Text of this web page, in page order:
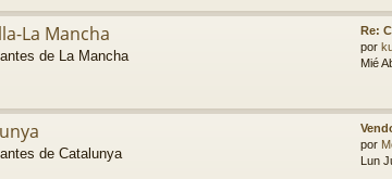
La Mancha
de La Mancha
Re:
por
Mié
de Catalunya
por
Lun